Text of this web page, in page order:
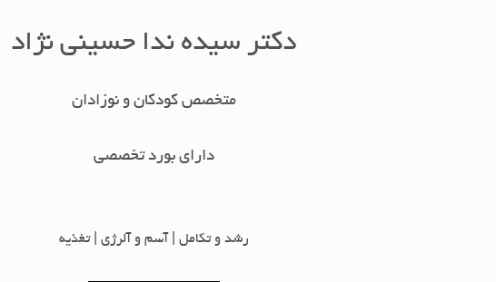
دکتر سیده ندا حسینی نژاد
متخصص کودکان و نوزادان
دارای بورد تخصصی
رشد و تکامل | آسم و آلرژی | تغذیه